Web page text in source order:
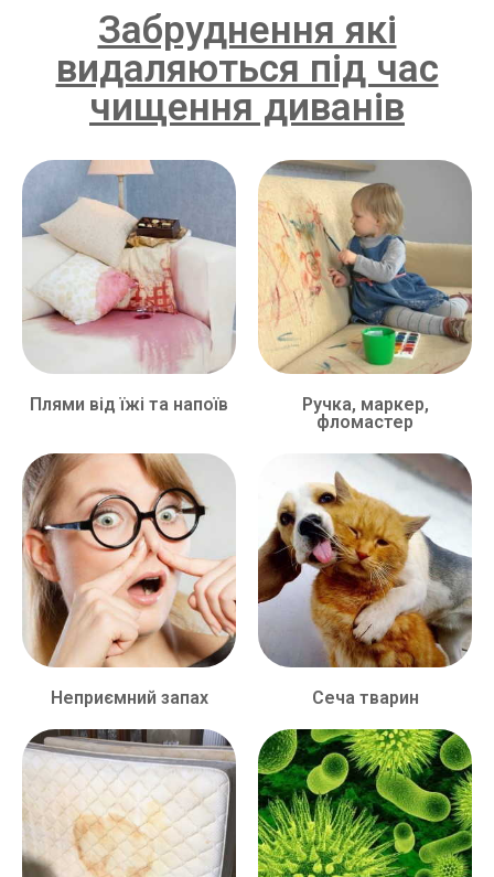
Забруднення які
видаляються під час
чищення диванів
Плями від їжі та напоїв
Ручка, маркер,
фломастер
Неприємний запах Сеча тварин